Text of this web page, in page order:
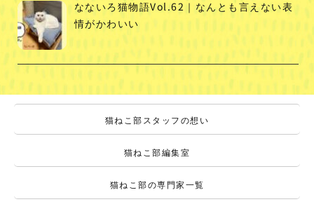
なないろ猫物語Vol.62｜なんとも言えない表
情がかわいい
猫ねこ部スタッフの想い
猫ねこ部編集室
猫ねこ部の専門家一覧